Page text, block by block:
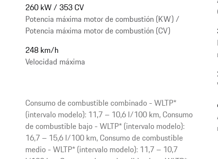
260 kW / 353 CV
Potencia máxima motor de combustión (KW) /
Potencia máxima motor de combustión (CV)
248 km/h
Velocidad máxima
Consumo de combustible combinado - WLTP*
(intervalo modelo): 11,7 – 10,6 l/100 km, Consumo
de combustible bajo - WLTP* (intervalo modelo):
16,7 – 15,6 l/100 km, Consumo de combustible
medio - WLTP* (intervalo modelo): 11,7 – 10,7